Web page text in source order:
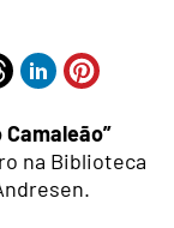
Camaleão”
na Biblioteca